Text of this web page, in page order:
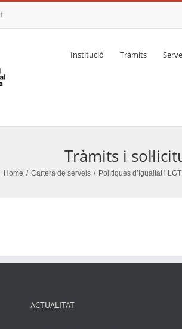
Institució Tràmits
Tràmits i
Home / Cartera de serveis / Polítiques d’Igualtat i
ACTUALITAT